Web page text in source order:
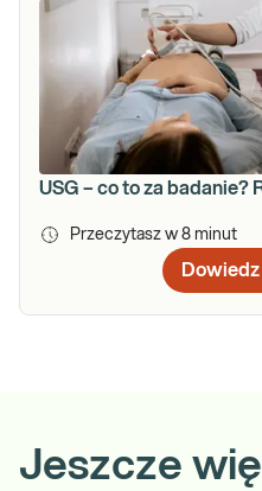
USG – co to za badanie?
Przeczytasz w 8 minut
Jeszcze